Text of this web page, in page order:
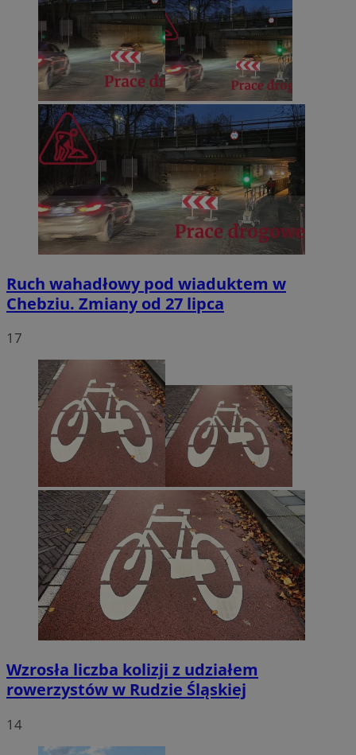
Ruch wahadłowy pod wiaduktem w
Chebziu. Zmiany od 27 lipca
17
Wzrosła liczba kolizji z udziałem
rowerzystów w Rudzie Śląskiej
14